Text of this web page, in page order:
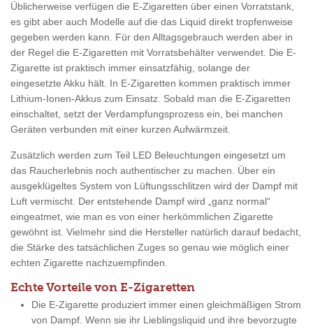
Üblicherweise verfügen die E-Zigaretten über einen Vorratstank,
es gibt aber auch Modelle auf die das Liquid direkt tropfenweise
gegeben werden kann. Für den Alltagsgebrauch werden aber in
der Regel die E-Zigaretten mit Vorratsbehälter verwendet. Die E-
Zigarette ist praktisch immer einsatzfähig, solange der
eingesetzte Akku hält. In E-Zigaretten kommen praktisch immer
Lithium-Ionen-Akkus zum Einsatz. Sobald man die E-Zigaretten
einschaltet, setzt der Verdampfungsprozess ein, bei manchen
Geräten verbunden mit einer kurzen Aufwärmzeit.
Zusätzlich werden zum Teil LED Beleuchtungen eingesetzt um
das Raucherlebnis noch authentischer zu machen. Über ein
ausgeklügeltes System von Lüftungsschlitzen wird der Dampf mit
Luft vermischt. Der entstehende Dampf wird „ganz normal“
eingeatmet, wie man es von einer herkömmlichen Zigarette
gewöhnt ist. Vielmehr sind die Hersteller natürlich darauf bedacht,
die Stärke des tatsächlichen Zuges so genau wie möglich einer
echten Zigarette nachzuempfinden.
Echte Vorteile von E-Zigaretten
Die E-Zigarette produziert immer einen gleichmäßigen Strom
von Dampf. Wenn sie ihr Lieblingsliquid und ihre bevorzugte